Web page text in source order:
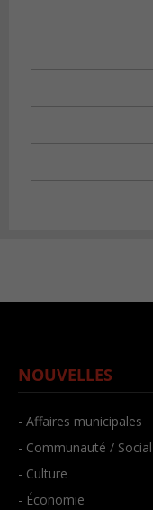
NOUVELLES
- Affaires municipales
- Communauté / Social
- Culture
- Économie